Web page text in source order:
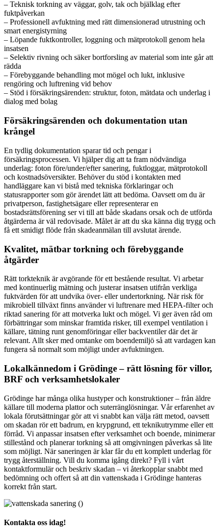
– Teknisk torkning av väggar, golv, tak och bjälklag efter
fuktpåverkan
– Professionell avfuktning med rätt dimensionerad utrustning och
smart energistyrning
– Löpande fuktkontroller, loggning och mätprotokoll genom hela
insatsen
– Selektiv rivning och säker bortforsling av material som inte går att
rädda
– Förebyggande behandling mot mögel och lukt, inklusive
rengöring och luftrening vid behov
– Stöd i försäkringsärenden: struktur, foton, mätdata och underlag i
dialog med bolag
Försäkringsärenden och dokumentation utan
krångel
En tydlig dokumentation sparar tid och pengar i
försäkringsprocessen. Vi hjälper dig att ta fram nödvändiga
underlag: foton före/under/efter sanering, fuktloggar, mätprotokoll
och kostnadsöversikter. Behöver du stöd i kontakten med
handläggare kan vi bistå med tekniska förklaringar och
statusrapporter som gör ärendet lätt att bedöma. Oavsett om du är
privatperson, fastighetsägare eller representerar en
bostadsrättsförening ser vi till att både skadans orsak och de utförda
åtgärderna är väl redovisade. Målet är att du ska känna dig trygg och
få ett smidigt flöde från skadeanmälan till avslutat ärende.
Kvalitet, mätbar torkning och förebyggande
åtgärder
Rätt torkteknik är avgörande för ett bestående resultat. Vi arbetar
med kontinuerlig mätning och justerar insatsen utifrån verkliga
fuktvärden för att undvika över- eller undertorkning. När risk för
mikrobiell tillväxt finns använder vi luftrenare med HEPA-filter och
riktad sanering för att motverka lukt och mögel. Vi ger även råd om
förbättringar som minskar framtida risker, till exempel ventilation i
källare, tätning runt genomföringar eller backventiler där det är
relevant. Allt sker med omtanke om boendemiljö så att vardagen kan
fungera så normalt som möjligt under avfuktningen.
Lokalkännedom i Grödinge – rätt lösning för villor,
BRF och verksamhetslokaler
Grödinge har många olika hustyper och konstruktioner – från äldre
källare till moderna plattor och suterränglösningar. Vår erfarenhet av
lokala förutsättningar gör att vi snabbt kan välja rätt metod, oavsett
om skadan rör ett badrum, en krypgrund, ett teknikutrymme eller ett
förråd. Vi anpassar insatsen efter verksamhet och boende, minimerar
stillestånd och planerar torkning så att omgivningen påverkas så lite
som möjligt. När saneringen är klar får du ett komplett underlag för
trygg återställning. Vill du komma igång direkt? Fyll i vårt
kontaktformulär och beskriv skadan – vi återkopplar snabbt med
bedömning och offert så att din vattenskada i Grödinge hanteras
korrekt från start.
Kontakta oss idag!